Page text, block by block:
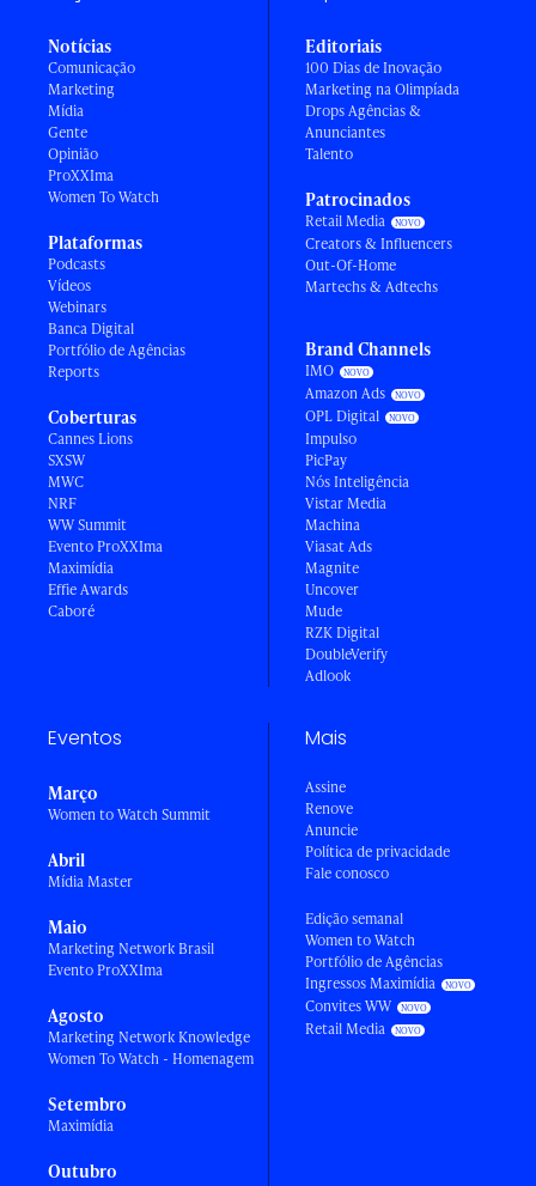
Notícias
Comunicação
Marketing
Mídia
Gente
Opinião
ProXXIma
Women To Watch
Plataformas
Podcasts
Vídeos
Webinars
Banca Digital
Portfólio de Agências
Reports
Coberturas
Cannes Lions
SXSW
MWC
NRF
WW Summit
Evento ProXXIma
Maximídia
Effie Awards
Caboré
Editoriais
100 Dias de Inovação
Marketing na Olimpíada
Drops Agências &
Anunciantes
Talento
Patrocinados
Retail Media
Creators & Influencers
Out-Of-Home
Martechs & Adtechs
Brand Channels
IMO
Amazon Ads
OPL Digital
Impulso
PicPay
Nós Inteligência
Vistar Media
Machina
Viasat Ads
Magnite
Uncover
Mude
RZK Digital
DoubleVerify
Adlook
Eventos
Março
Women to Watch Summit
Abril
Mídia Master
Maio
Marketing Network Brasil
Evento ProXXIma
Agosto
Marketing Network Knowledge
Women To Watch - Homenagem
Setembro
Maximídia
Outubro
Mais
Assine
Renove
Anuncie
Política de privacidade
Fale conosco
Edição semanal
Women to Watch
Portfólio de Agências
Ingressos Maximídia
Convites WW
Retail Media